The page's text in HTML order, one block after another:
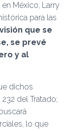
México, Larry
para las
que se
se prevé
y al
dichos
del Tratado;
lo que